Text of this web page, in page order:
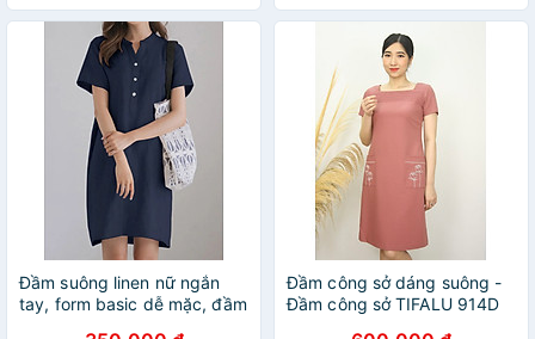
Đầm suông linen nữ ngắn
tay, form basic dễ mặc, đầm
Đầm công sở dáng suông -
Đầm công sở TIFALU 914D